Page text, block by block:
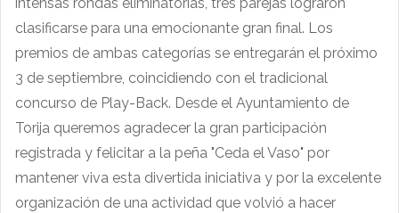
clasificarse para una emocionante gran final. Los
premios de ambas categorías se entregarán el próximo
3 de septiembre, coincidiendo con el tradicional
concurso de Play-Back. Desde el Ayuntamiento de
Torija queremos agradecer la gran participación
registrada y felicitar a la peña "Ceda el Vaso" por
mantener viva esta divertida iniciativa y por la excelente
organización de una actividad que volvió a hacer